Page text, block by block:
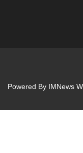
Powered By IMNews